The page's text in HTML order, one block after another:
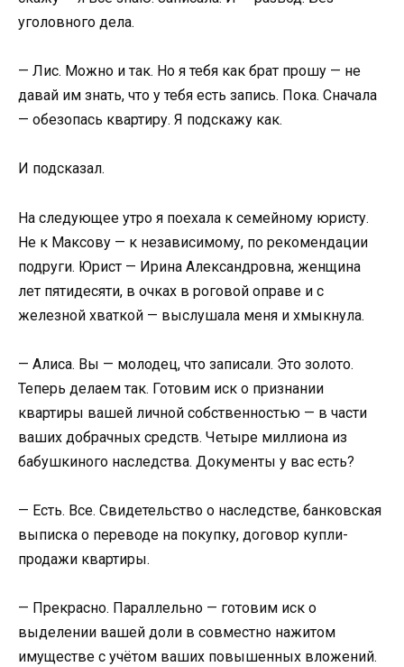
уголовного дела.
— Лис. Можно и так. Но я тебя как брат прошу — не
давай им знать, что у тебя есть запись. Пока. Сначала
— обезопась квартиру. Я подскажу как.
И подсказал.
На следующее утро я поехала к семейному юристу.
Не к Максову — к независимому, по рекомендации
подруги. Юрист — Ирина Александровна, женщина
лет пятидесяти, в очках в роговой оправе и с
железной хваткой — выслушала меня и хмыкнула.
— Алиса. Вы — молодец, что записали. Это золото.
Теперь делаем так. Готовим иск о признании
квартиры вашей личной собственностью — в части
ваших добрачных средств. Четыре миллиона из
бабушкиного наследства. Документы у вас есть?
— Есть. Все. Свидетельство о наследстве, банковская
выписка о переводе на покупку, договор купли-
продажи квартиры.
— Прекрасно. Параллельно — готовим иск о
выделении вашей доли в совместно нажитом
имуществе с учётом ваших повышенных вложений.